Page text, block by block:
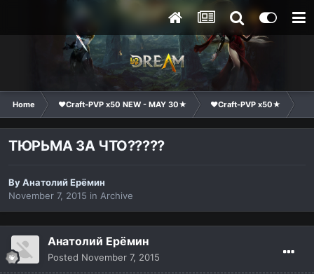
Home ❤Craft-PVP x50 NEW - MAY 30★ ❤Craft-PVP x50★
ТЮРЬМА ЗА ЧТО?????
ByАнатолий Ерёмин
November 7, 2015 in Archive
Анатолий Ерёмин
Posted November 7, 2015